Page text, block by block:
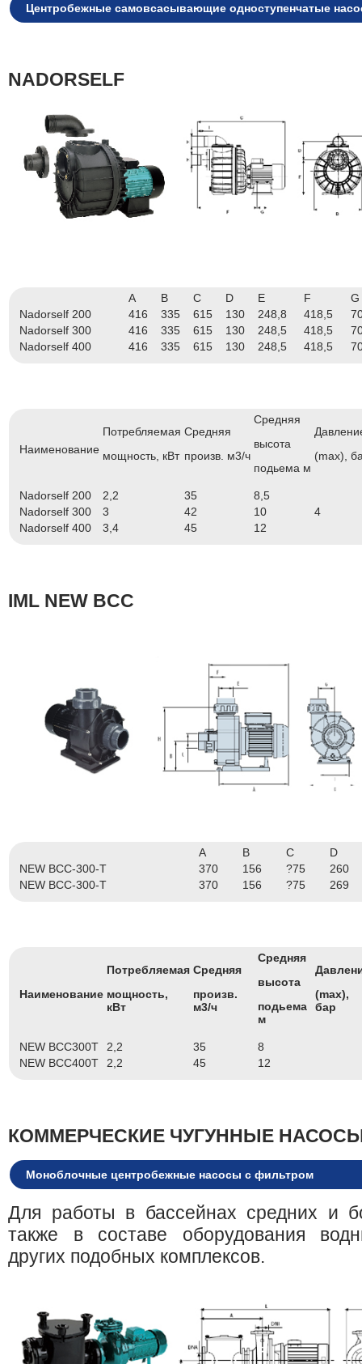
Центробежные самовсасывающие одноступенчатые
NADORSELF
A B C D E F
G
Nadorself 200
416 335 615 130 248,8 418,5
Nadorself 300
416 335 615 130 248,5 418,5
Nadorself 400
416 335 615 130 248,5 418,5
Наименование
Потребляемая
мощность, кВт
Средняя
произв. м3/ч
Средняя
высота
подьема м
(max),
Nadorself 200 2,2 35
8,5
4
Nadorself 300 3 42
10
Nadorself 400
3,4 45 12
IML NEW BCC
A B C
D
NEW BCC-300-T
370 156 ?75
260
NEW BCC-300-T
370 156 ?75 269
Наименование
Потребляемая
мощность,
кВт
Средняя
произв.
м3/ч
Средняя
высота
подьема
м
(max),
бар
NEW BCC300T 2,2 35
8
NEW BCC400T
2,2 45 12
КОММЕРЧЕСКИЕ ЧУГУННЫЕ
Моноблочные центробежные насосы с фильтром
Для работы в бассейнах средних и
также в составе оборудования
других подобных комплексов.